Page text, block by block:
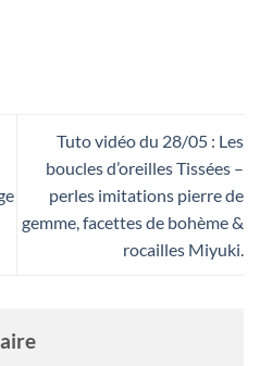
Tuto vidéo du 28/05 : Les
boucles d’oreilles Tissées –
perles imitations pierre de
gemme, facettes de bohème &
rocailles Miyuki.